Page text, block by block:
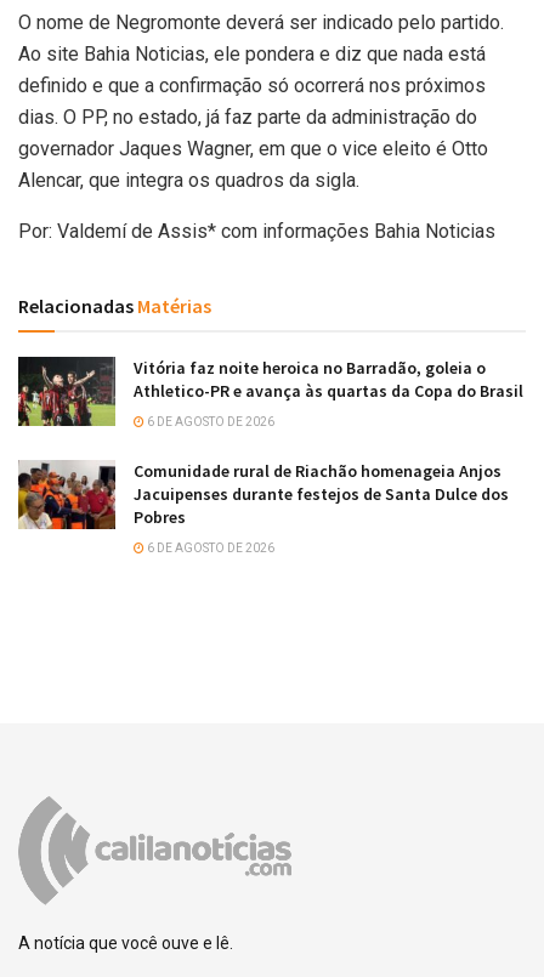
O nome de Negromonte deverá ser indicado pelo partido.
Ao site Bahia Noticias, ele pondera e diz que nada está
definido e que a confirmação só ocorrerá nos próximos
dias. O PP, no estado, já faz parte da administração do
governador Jaques Wagner, em que o vice eleito é Otto
Alencar, que integra os quadros da sigla.
Por: Valdemí de Assis* com informações Bahia Noticias
Relacionadas Matérias
Vitória faz noite heroica no Barradão, goleia o
Athletico-PR e avança às quartas da Copa do Brasil
6 DE AGOSTO DE 2026
Comunidade rural de Riachão homenageia Anjos
Jacuipenses durante festejos de Santa Dulce dos
Pobres
6 DE AGOSTO DE 2026
A notícia que você ouve e lê.